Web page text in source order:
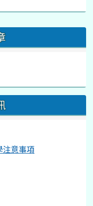
注意事項